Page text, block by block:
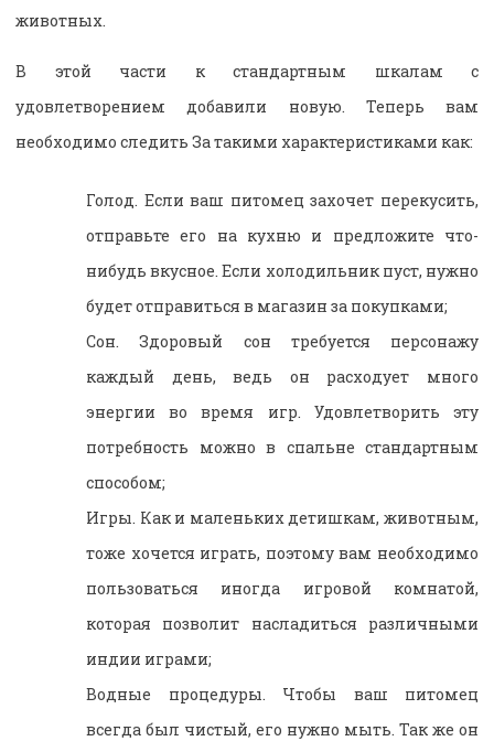
животных.
В этой части к стандартным шкалам с
удовлетворением добавили новую. Теперь вам
необходимо следить За такими характеристиками как:
Голод. Если ваш питомец захочет перекусить,
отправьте его на кухню и предложите что-
нибудь вкусное. Если холодильник пуст, нужно
будет отправиться в магазин за покупками;
Сон. Здоровый сон требуется персонажу
каждый день, ведь он расходует много
энергии во время игр. Удовлетворить эту
потребность можно в спальне стандартным
способом;
Игры. Как и маленьких детишкам, животным,
тоже хочется играть, поэтому вам необходимо
пользоваться иногда игровой комнатой,
которая позволит насладиться различными
индии играми;
Водные процедуры. Чтобы ваш питомец
всегда был чистый, его нужно мыть. Так же он